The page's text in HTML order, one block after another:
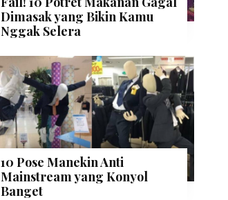
Dimasak yang Bikin Kamu
Nggak Selera
10 Pose Manekin Anti
Mainstream yang Konyol
Banget